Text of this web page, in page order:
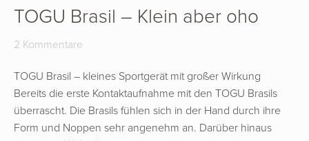
TOGU Brasil – Klein aber oho
2 Kommentare
TOGU Brasil – kleines Sportgerät mit großer Wirkung
Bereits die erste Kontaktaufnahme mit den TOGU Brasils
überrascht. Die Brasils fühlen sich in der Hand durch ihre
Form und Noppen sehr angenehm an. Darüber hinaus